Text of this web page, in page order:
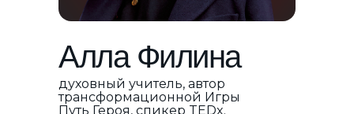
Алла Филина
духовный учитель, автор
трансформационной Игры
Путь Героя, спикер TEDx.